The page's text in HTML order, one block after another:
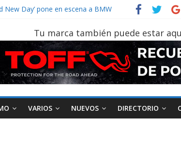
protagonismo a la hora de decidir
si permanece varios días sin usar?
47ª, recorre 7 provincias en 8 días
para cubrir las rutas de La Vuelta
Tu marca también puede estar
VARIOS NUEVOS DIRECTORIO